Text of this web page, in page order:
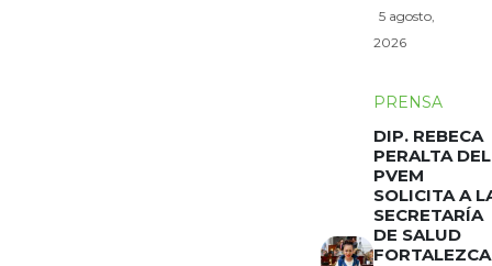
5 agosto,
2026
PRENSA
DIP. REBECA
PERALTA DEL
PVEM
SOLICITA A
SECRETARÍA
DE SALUD
FORTALEZCA